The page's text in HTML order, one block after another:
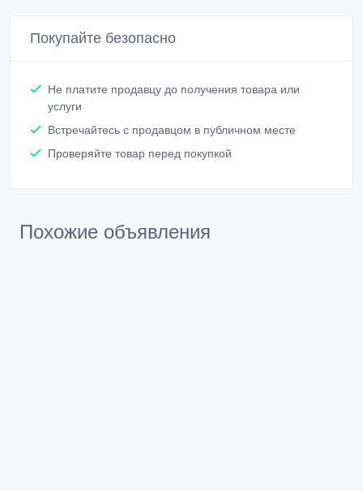
Покупайте безопасно
Не платите продавцу до получения товара или
услуги
Встречайтесь с продавцом в публичном месте
Проверяйте товар перед покупкой
Похожие объявления